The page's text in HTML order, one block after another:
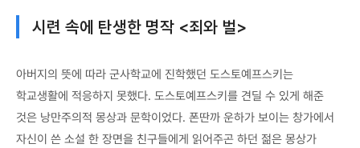
시련 속에 탄생한 명작 <죄와 벌>
아버지의 뜻에 따라 군사학교에 진학했던 도스토예프스키는
학교생활에 적응하지 못했다. 도스토예프스키를 견딜 수 있게 해준
것은 낭만주의적 몽상과 문학이었다. 폰딴까 운하가 보이는 창가에서
자신이 쓴 소설 한 장면을 친구들에게 읽어주곤 하던 젊은 몽상가